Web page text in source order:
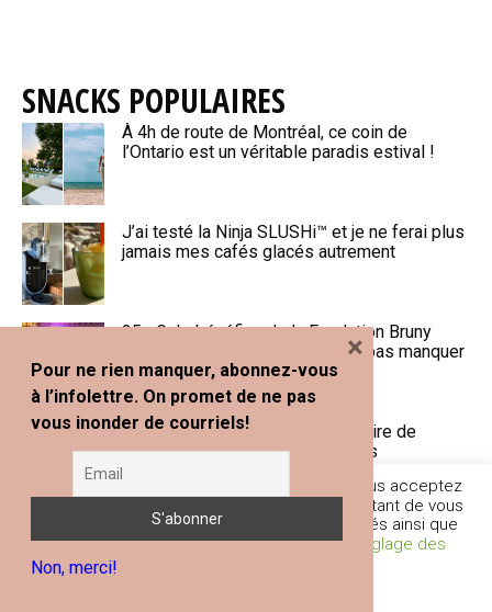
SNACKS POPULAIRES
À 4h de route de Montréal, ce coin de
l’Ontario est un véritable paradis estival !
J’ai testé la Ninja SLUSHi™ et je ne ferai plus
jamais mes cafés glacés autrement
25e Gala-bénéfice de la Fondation Bruny
Surin : une dernière édition à ne pas manquer
au Ritz-Carlton
Portugal en 10 jours : mon itinéraire de
voyage et mes recommandations
Les plus belles terrasses à visiter cet été au
En poursuivant votre navigation sur ce site, vous acceptez
l'utilisation de traceurs (cookies) nous permettant de vous
fournir les services et fonctionnalités proposés ainsi que
d’améliorer votre expérience globale.
Réglage des
Pour ne rien manquer, abonnez-vous
à l’infolettre. On promet de ne pas
vous inonder de courriels!
Non, merci!
×